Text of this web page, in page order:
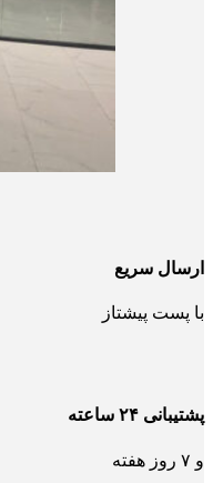
ارسال سریع
با پست پیشتاز
پشتیبانی ۲۴ ساعته
و ۷ روز هفته